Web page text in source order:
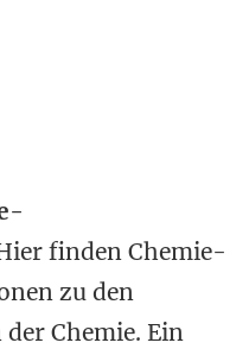
finden Chemie-
zu den
Chemie. Ein